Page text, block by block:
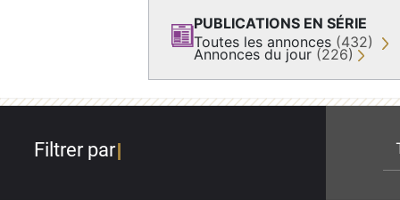
PUBLICATIONS EN SÉRIE
Toutes les annonces (432)
Annonces du jour (226)
Filtrer par